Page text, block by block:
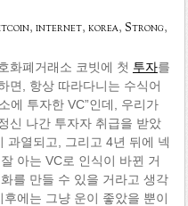
, internet, korea, Strong,
화폐거래소 코빗에 첫 투자를
면, 항상 따라다니는 수식어
에 투자한 VC”인데, 우리가
신 나간 투자자 취급을 받았
과열되고, 그리고 4년 뒤에 넥
아는 VC로 인식이 바뀐 거
를 만들 수 있을 거라고 생각
에는 그냥 운이 좋았을 뿐이